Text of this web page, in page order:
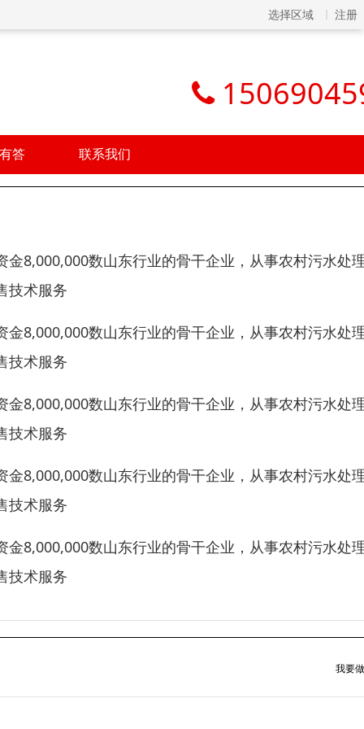
选择区域 注册
答 联系我们
8,000,000数山东行业的骨干企业，从事农村污水处
技术服务
8,000,000数山东行业的骨干企业，从事农村污水处
技术服务
8,000,000数山东行业的骨干企业，从事农村污水处
技术服务
8,000,000数山东行业的骨干企业，从事农村污水处
技术服务
8,000,000数山东行业的骨干企业，从事农村污水处
技术服务
我要